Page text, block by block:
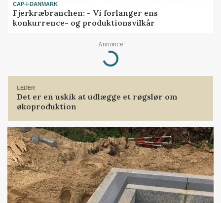
CAP-I-DANMARK
Fjerkræbranchen: - Vi forlanger ens
konkurrence- og produktionsvilkår
Annonce
Loading...
LEDER
Det er en uskik at udlægge et røgslør om
økoproduktion